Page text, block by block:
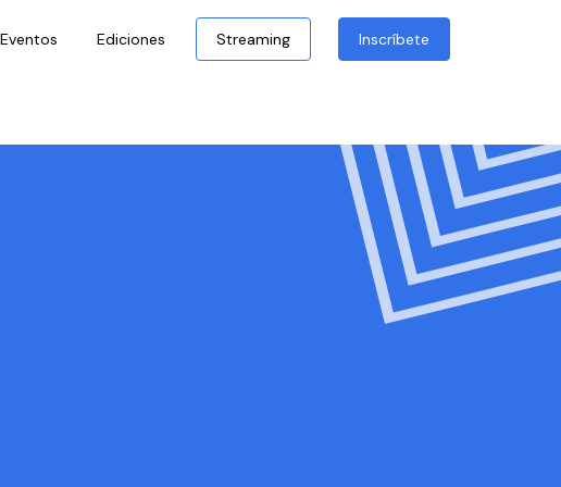
Eventos Ediciones Streaming Inscríbete